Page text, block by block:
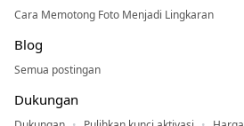
Cara Memotong Foto Menjadi Lingkaran
Blog
Semua postingan
Dukungan